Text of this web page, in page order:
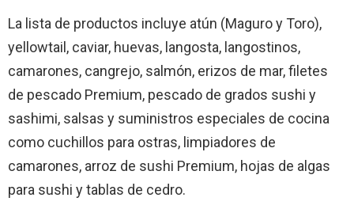
La lista de productos incluye atún (Maguro y Toro),
yellowtail, caviar, huevas, langosta, langostinos,
camarones, cangrejo, salmón, erizos de mar, filetes
de pescado Premium, pescado de grados sushi y
sashimi, salsas y suministros especiales de cocina
como cuchillos para ostras, limpiadores de
camarones, arroz de sushi Premium, hojas de algas
para sushi y tablas de cedro.